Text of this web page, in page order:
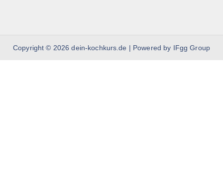
Copyright © 2026 dein-kochkurs.de | Powered by IFgg Group